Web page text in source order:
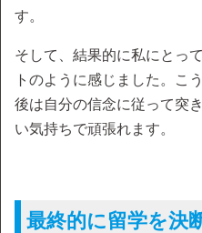
す。
そして、結果的に私にとっ
トのように感じました。こ
後は自分の信念に従って突
い気持ちで頑張れます。
最終的に留学を決